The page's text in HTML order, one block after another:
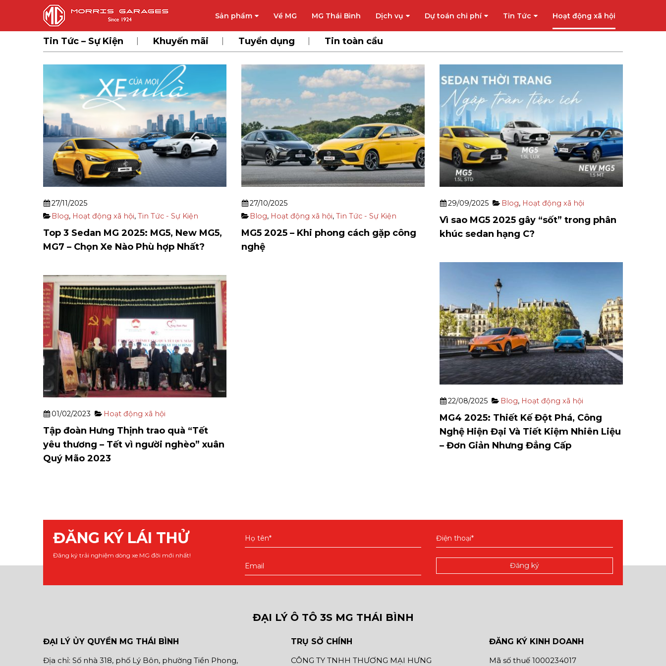
Sản phẩm Về MG MG Thái Bình Dịch vụ Dự toán chi phí Tin Tức Hoạt động xã hội
Tin Tức – Sự Kiện Khuyến mãi Tuyển dụng Tin toàn cầu
27/11/2025
Blog, Hoạt động xã hội,Tin Tức - Sự Kiện
Top 3 Sedan MG 2025: MG5, New MG5,
MG7 – Chọn Xe Nào Phù hợp Nhất?
27/10/2025
Blog, Hoạt động xã hội,Tin Tức - Sự Kiện
MG5 2025 – Khi phong cách gặp công
nghệ
29/09/2025 Blog, Hoạt động xã hội
Vì sao MG5 2025 gây “sốt” trong phân
khúc sedan hạng C?
22/08/2025 Blog, Hoạt động xã hội
MG4 2025: Thiết Kế Đột Phá, Công
Nghệ Hiện Đại Và Tiết Kiệm Nhiên Liệu
– Đơn Giản Nhưng Đẳng Cấp
01/02/2023 Hoạt động xã hội
Tập đoàn Hưng Thịnh trao quà “Tết
yêu thương – Tết vì người nghèo” xuân
Quý Mão 2023
ĐĂNG KÝ LÁI THỬ
Đăng ký trải nghiệm dòng xe MG đời mới nhất!
ĐẠI LÝ Ô TÔ 3S MG THÁI BÌNH
ĐẠI LÝ ỦY QUYỀN MG THÁI BÌNH
Địa chỉ: Số nhà 318, phố Lý Bôn, phường Tiền Phong,
TRỤ SỞ CHÍNH
CÔNG TY TNHH THƯƠNG MẠI HƯNG
ĐĂNG KÝ KINH DOANH
Mã số thuế 1000234017